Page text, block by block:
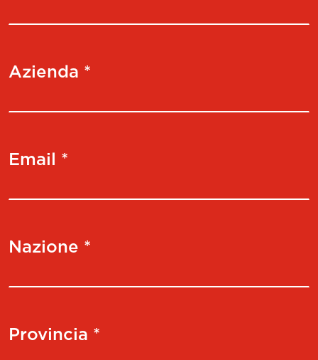
Azienda *
Email *
Nazione *
Provincia *